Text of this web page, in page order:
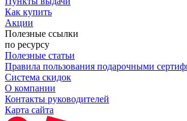
Как купить
Акции
Полезные ссылки
по ресурсу
Полезные статьи
Правила пользования подарочными
Система скидок
О компании
Контакты руководителей
Карта сайта